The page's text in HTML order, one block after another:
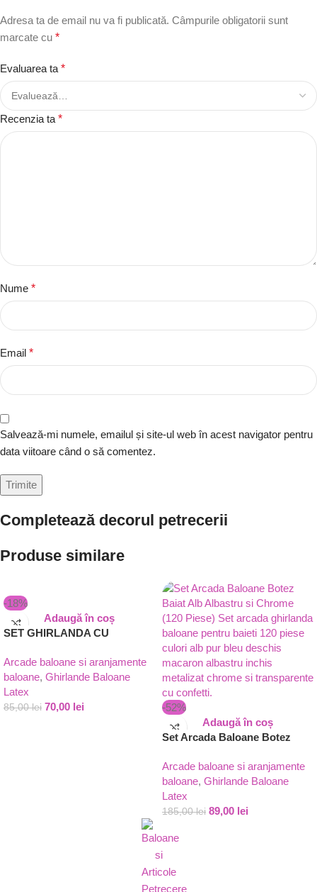
Adresa ta de email nu va fi publicată. Câmpurile obligatorii sunt
marcate cu *
Evaluarea ta *
Recenzia ta *
Nume *
Email *
Salvează-mi numele, emailul și site-ul web în acest navigator pentru
data viitoare când o să comentez.
Completează decorul petrecerii
Produse similare
-18%
Adaugă în coș
SET GHIRLANDA CU
ALBASTRE,ALBE,BLEU SI
ARGINTII
Arcade baloane si aranjamente
baloane, Ghirlande Baloane
Latex
85,00lei 70,00 lei
-52%
Adaugă în coș
Set Arcada Baloane Botez
(120 Piese)
Arcade baloane si aranjamente
baloane, Ghirlande Baloane
Latex
185,00lei 89,00 lei